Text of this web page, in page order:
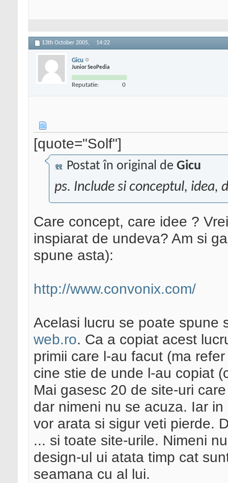
13th October 2005, 14:22
Gicu
Junior SeoPedia
Reputatie: 0
[quote="Solf"]
Postat în original de Gicu
ps. Include si conceptul, idea,
Care concept, care idee ?
inspiarat de undeva? Am si
spune asta):
http://www.convonix.com/
Acelasi lucru se poate spune
web.ro. Ca a copiat acest
primii care l-au facut (ma
cine stie de unde l-au copiat
Mai gasesc 20 de site-uri
dar nimeni nu se acuza. Iar
vor arata si sigur veti pierde.
... si toate site-urile. Nimeni
design-ul ui atata timp cat
seamana cu al lui.